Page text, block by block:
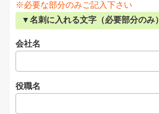
※必要な部分のみご記入下さい
▼名刺に入れる文字（必要部分のみ）
会社名
役職名